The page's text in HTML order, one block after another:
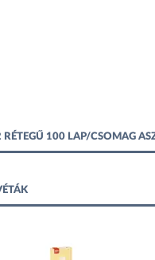
100 LAP/CSOMAG